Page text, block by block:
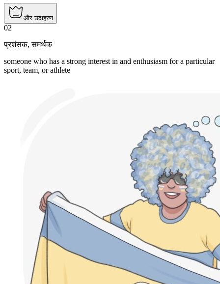
और उदाहरण
02
प्रशंसक,समर्थक
someone who has a strong interest in and enthusiasm for a particular
sport, team, or athlete